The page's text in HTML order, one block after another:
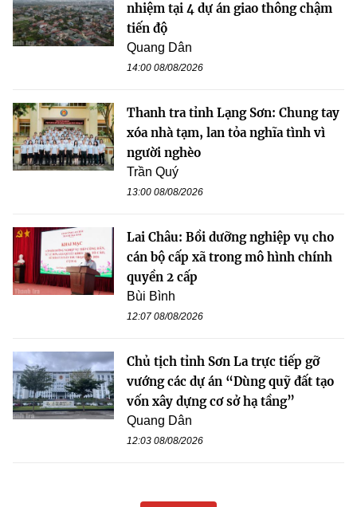
nhiệm tại 4 dự án giao thông chậm
tiến độ
Quang Dân
14:00 08/08/2026
Thanh tra tỉnh Lạng Sơn: Chung tay
xóa nhà tạm, lan tỏa nghĩa tình vì
người nghèo
Trần Quý
13:00 08/08/2026
Lai Châu: Bồi dưỡng nghiệp vụ cho
cán bộ cấp xã trong mô hình chính
quyền 2 cấp
Bùi Bình
12:07 08/08/2026
Chủ tịch tỉnh Sơn La trực tiếp gỡ
vướng các dự án “Dùng quỹ đất tạo
vốn xây dựng cơ sở hạ tầng”
Quang Dân
12:03 08/08/2026